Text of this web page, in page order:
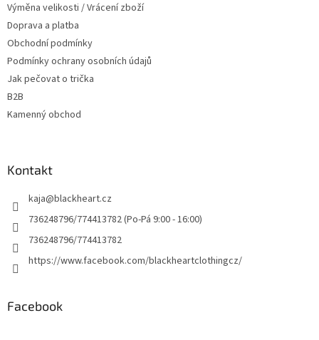
Výměna velikosti / Vrácení zboží
Doprava a platba
Obchodní podmínky
Podmínky ochrany osobních údajů
Jak pečovat o trička
B2B
Kamenný obchod
Kontakt
kaja@blackheart.cz
736248796/774413782 (Po-Pá 9:00 - 16:00)
736248796/774413782
https://www.facebook.com/blackheartclothingcz/
Facebook